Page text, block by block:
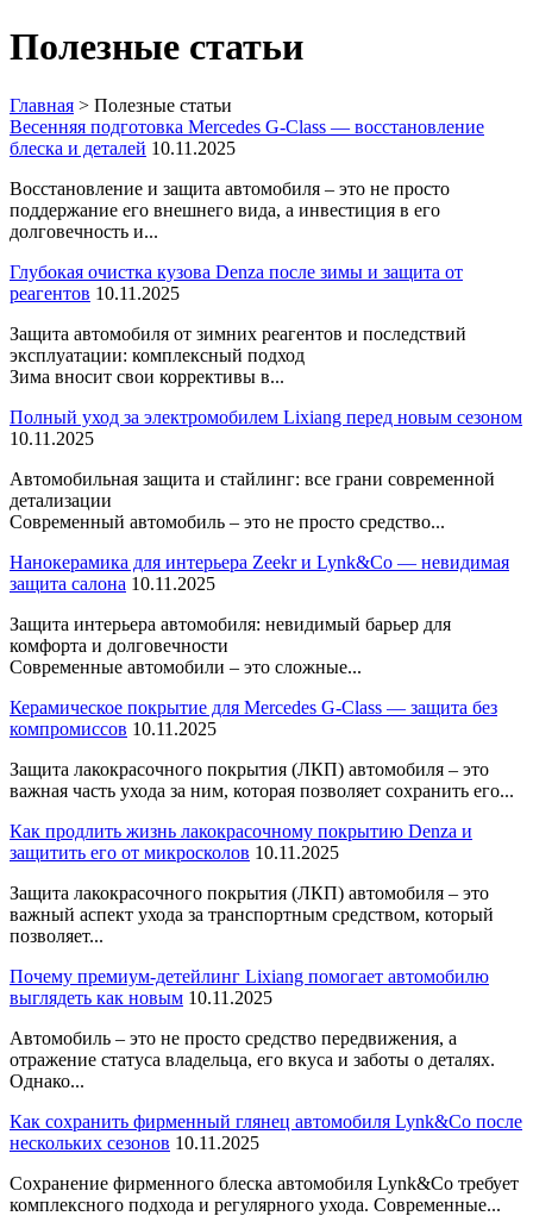
Полезные статьи
Главная > Полезные статьи
Весенняя подготовка Mercedes G-Class — восстановление
блеска и деталей 10.11.2025
Восстановление и защита автомобиля – это не просто
поддержание его внешнего вида, а инвестиция в его
долговечность и...
Глубокая очистка кузова Denza после зимы и защита от
реагентов 10.11.2025
Защита автомобиля от зимних реагентов и последствий
эксплуатации: комплексный подход
Зима вносит свои коррективы в...
Полный уход за электромобилем Lixiang перед новым сезоном
10.11.2025
Автомобильная защита и стайлинг: все грани современной
детализации
Современный автомобиль – это не просто средство...
Нанокерамика для интерьера Zeekr и Lynk&Co — невидимая
защита салона 10.11.2025
Защита интерьера автомобиля: невидимый барьер для
комфорта и долговечности
Современные автомобили – это сложные...
Керамическое покрытие для Mercedes G-Class — защита без
компромиссов 10.11.2025
Защита лакокрасочного покрытия (ЛКП) автомобиля – это
важная часть ухода за ним, которая позволяет сохранить его...
Как продлить жизнь лакокрасочному покрытию Denza и
защитить его от микросколов 10.11.2025
Защита лакокрасочного покрытия (ЛКП) автомобиля – это
важный аспект ухода за транспортным средством, который
позволяет...
Почему премиум-детейлинг Lixiang помогает автомобилю
выглядеть как новым 10.11.2025
Автомобиль – это не просто средство передвижения, а
отражение статуса владельца, его вкуса и заботы о деталях.
Однако...
Как сохранить фирменный глянец автомобиля Lynk&Co после
нескольких сезонов 10.11.2025
Сохранение фирменного блеска автомобиля Lynk&Co требует
комплексного подхода и регулярного ухода. Современные...